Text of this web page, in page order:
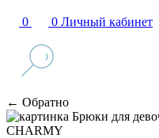
0 0 Личный кабинет
← Обратно